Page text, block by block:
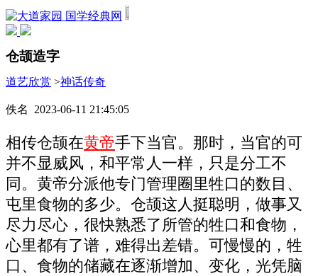
国学经典网
仓颉造字
道艺欣赏 >神话传奇
佚名 2023-06-11 21:45:05
相传仓颉在黄帝手下当官。那时，当官的可
并不显威风，和平常人一样，只是分工不
同。黄帝分派他专门管理圈里牲口的数目、
屯里食物的多少。仓颉这人挺聪明，做事又
尽力尽心，很快熟悉了所管的牲口和食物，
心里都有了谱，难得出差错。可慢慢的，牲
口、食物的储藏在逐渐增加、变化，光凭脑